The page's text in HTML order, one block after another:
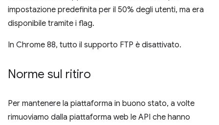
impostazione predefinita per il 50% degli utenti, ma era
disponibile tramite i flag.
In Chrome 88, tutto il supporto FTP è disattivato.
Norme sul ritiro
Per mantenere la piattaforma in buono stato, a volte
rimuoviamo dalla piattaforma web le API che hanno